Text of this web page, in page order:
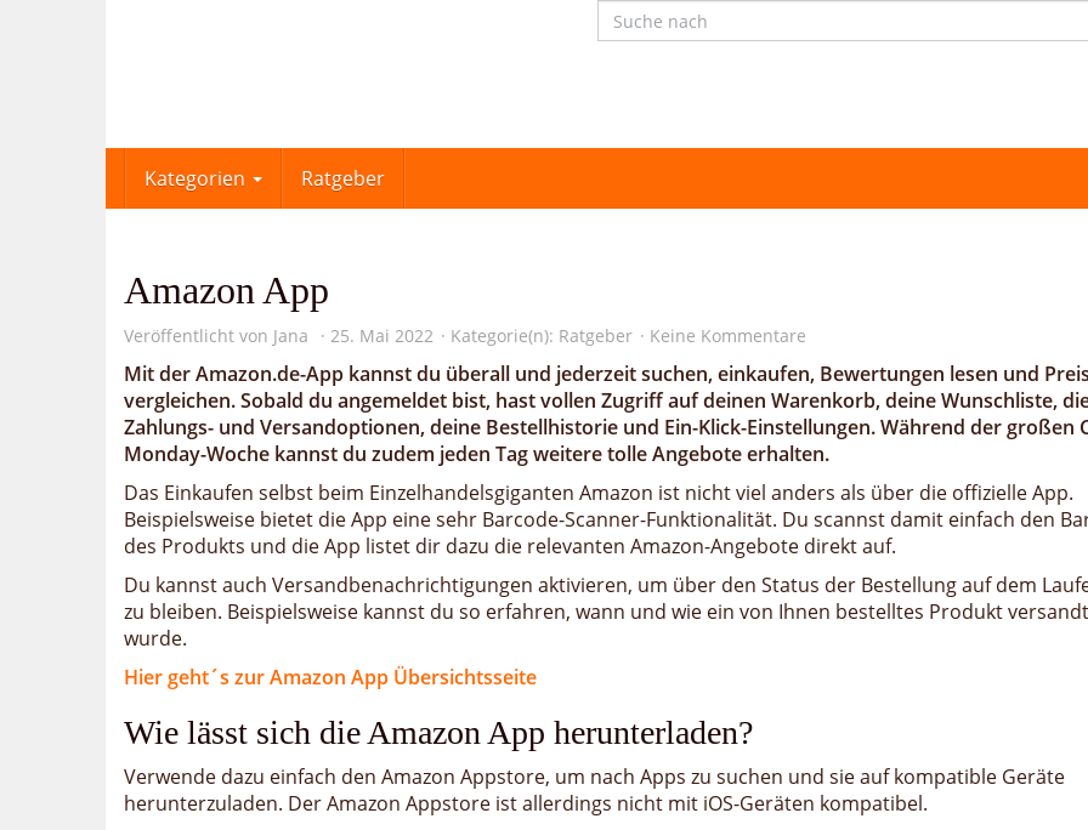
Kategorien Ratgeber
Amazon App
Veröffentlicht von Jana 25. Mai 2022 Kategorie(n): Ratgeber Keine Kommentare
Mit der Amazon.de-App kannst du überall und jederzeit suchen, einkaufen, Bewertungen lesen und
vergleichen. Sobald du angemeldet bist, hast vollen Zugriff auf deinen Warenkorb, deine Wunschliste,
Zahlungs- und Versandoptionen, deine Bestellhistorie und Ein-Klick-Einstellungen. Während der großen
Monday-Woche kannst du zudem jeden Tag weitere tolle Angebote erhalten.
Das Einkaufen selbst beim Einzelhandelsgiganten Amazon ist nicht viel anders als über die offizielle App.
Beispielsweise bietet die App eine sehr Barcode-Scanner-Funktionalität. Du scannst damit einfach den
des Produkts und die App listet dir dazu die relevanten Amazon-Angebote direkt auf.
Du kannst auch Versandbenachrichtigungen aktivieren, um über den Status der Bestellung auf dem
zu bleiben. Beispielsweise kannst du so erfahren, wann und wie ein von Ihnen bestelltes Produkt versandt
wurde.
Hier geht´s zur Amazon App Übersichtsseite
Wie lässt sich die Amazon App herunterladen?
Verwende dazu einfach den Amazon Appstore, um nach Apps zu suchen und sie auf kompatible Geräte
herunterzuladen. Der Amazon Appstore ist allerdings nicht mit iOS-Geräten kompatibel.